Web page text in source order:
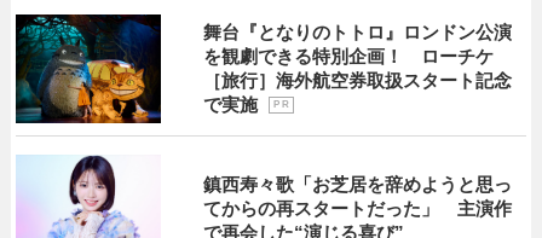
舞台『となりのトトロ』ロンドン公演
を観劇できる特別企画！ ローチケ
［旅行］海外航空券取扱スタート記念
で実施
P R
鎮西寿々歌「お芝居を辞めようと思っ
てからの再スタートだった」 主演作
で再会した“演じる喜び”